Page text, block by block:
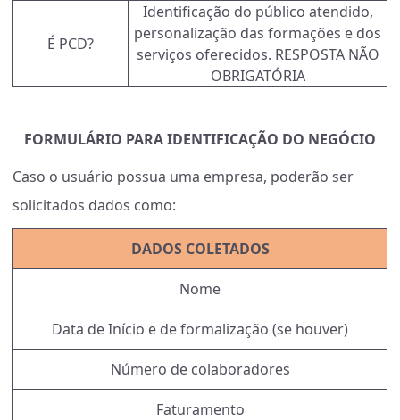
É PCD?
Identificação do público atendido,
personalização das formações e dos
serviços oferecidos. RESPOSTA NÃO
OBRIGATÓRIA
FORMULÁRIO PARA IDENTIFICAÇÃO DO NEGÓCIO
Caso o usuário possua uma empresa, poderão ser
solicitados dados como:
DADOS COLETADOS
Nome
Data de Início e de formalização (se houver)
Número de colaboradores
Faturamento